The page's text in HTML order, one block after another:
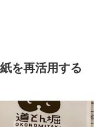
を再活用する